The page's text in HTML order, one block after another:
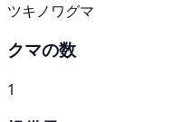
ツキノワグマ
クマの数
1